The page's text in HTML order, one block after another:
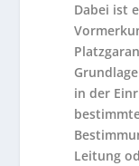
Dabei ist
in der
Leitung